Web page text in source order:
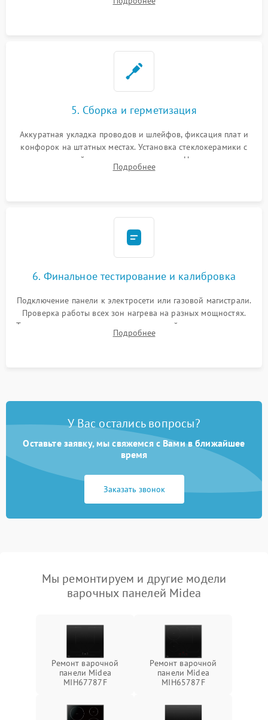
дорожек. Очистка контактов и замена поврежденной
5. Сборка и герметизация
Аккуратная укладка проводов и шлейфов, фиксация плат и
конфорок на штатных местах. Установка стеклокерамики с
проверкой равномерности зазоров. Нанесение
термостойкого герметика или укладка уплотнительной
Подробнее
6. Финальное тестирование и калибровка
Подключение панели к электросети или газовой магистрали.
Проверка работы всех зон нагрева на разных мощностях.
Тестирование сенсорного управления, таймера, индикаторов
остаточного тепла и систем защиты от перегрева.
Подробнее
У Вас остались вопросы?
Оставьте заявку, мы свяжемся с Вами в ближайшее
время
Заказать звонок
Мы ремонтируем и другие модели
варочных панелей Midea
Ремонт варочной
панели Midea
MIH67787F
Ремонт варочной
панели Midea
MIH65787F